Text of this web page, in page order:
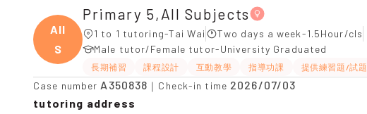
All
S
Primary 5,All Subjects
1 to 1 tutoring-Tai Wai
Two days a week-1.5Hour/cls
Male tutor/Female tutor-University Graduated
長期補習 課程設計 互動教學 指導功課 提供練習題/試題
Case number A350838 ｜Check-in time 2026/07/03
tutoring address